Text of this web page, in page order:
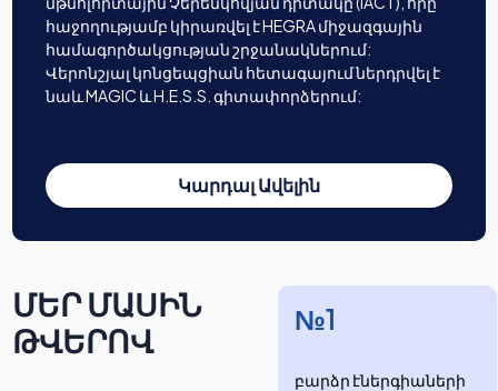
հաջողությամբ կիրառվել է HEGRA միջազգային
համագործակցության շրջանակներում:
Վերոնշյալ կոնցեպցիան հետագայում ներդրվել է
նաև MAGIC և H.E.S.S. գիտափորձերում:
Կարդալ Ավելին
ՄԵՐ ՄԱՍԻՆ
ԹՎԵՐՈՎ
№1
բարձր էներգիաների